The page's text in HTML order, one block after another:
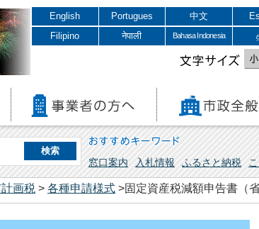
English Portugues 中文
Filipino
नेपाली Bahasa Indonesia
文字サイズ
おすすめキーワード
窓口案内 入札情報 ふるさと納税
画税 > 各種申請様式 >固定資産税減額申告書（